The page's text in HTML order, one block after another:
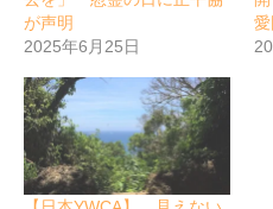
が声明
2025年6月25日
愛